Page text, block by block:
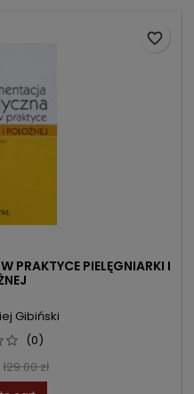
PRAKTYCE PIELĘGNIARKI I
Gibiński
(0)
Regular
price
129.00 zł
favorite_border